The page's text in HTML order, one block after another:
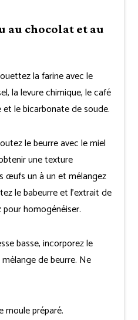
au chocolat et au
la farine avec le
la levure chimique, le café
le bicarbonate de soude.
le beurre avec le miel
une texture
œufs un à un et mélangez
le babeurre et l’extrait de
pour homogénéiser.
basse, incorporez le
de beurre. Ne
moule préparé.